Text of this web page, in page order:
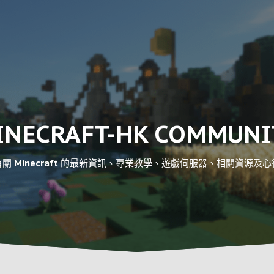
HK
關 Minecraft 的最新資訊、專業教學、遊戲伺服器、相關資源及心